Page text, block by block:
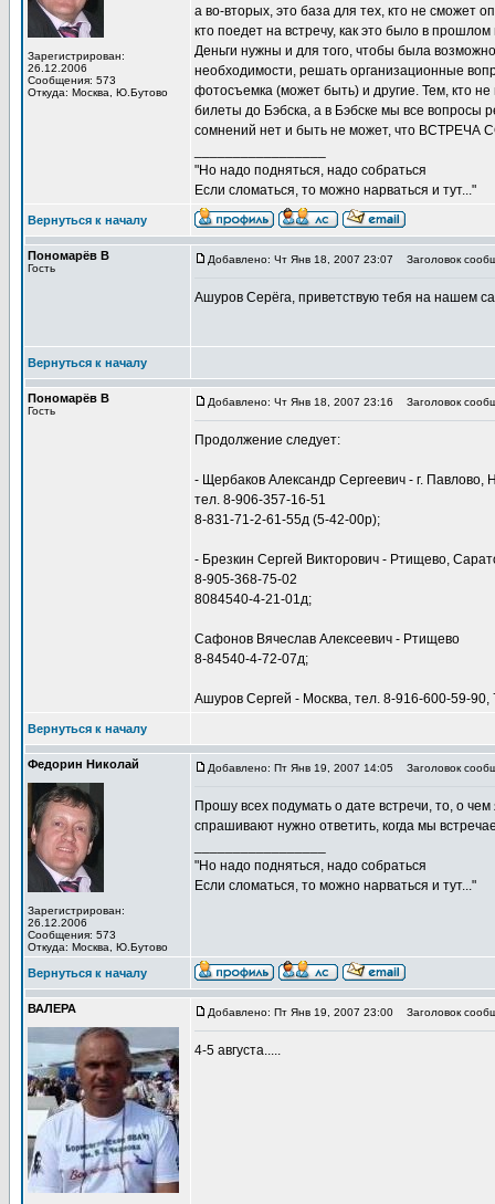
Зарегистрирован:
26.12.2006
Сообщения: 573
Откуда: Москва, Ю.Бутово
а во-вторых, это база для тех, кто не сможет
кто поедет на встречу, как это было в
Деньги нужны и для того, чтобы была
необходимости, решать организационные
фотосъемка (может быть) и другие. Тем, кто
билеты до Бэбска, а в Бэбске мы все
сомнений нет и быть не может, что ВСТРЕЧА
"Но надо подняться, надо собраться
Если сломаться, то можно нарваться и тут..."
Вернуться к началу
Пономарёв В
Гость
Добавлено: Чт Янв 18, 2007 23:07 Заголовок
Ашуров Серёга, приветствую тебя на нашем
Вернуться к началу
Пономарёв В
Гость
Добавлено: Чт Янв 18, 2007 23:16 Заголовок
Продолжение следует:
- Щербаков Александр Сергеевич - г. Павлово,
тел. 8-906-357-16-51
8-831-71-2-61-55д (5-42-00р);
- Брезкин Сергей Викторович - Ртищево,
8-905-368-75-02
8084540-4-21-01д;
Сафонов Вячеслав Алексеевич - Ртищево
8-84540-4-72-07д;
Ашуров Сергей - Москва, тел. 8-916-600-59-90,
Вернуться к началу
Федорин Николай
Зарегистрирован:
26.12.2006
Сообщения: 573
Откуда: Москва, Ю.Бутово
Добавлено: Пт Янв 19, 2007 14:05 Заголовок
Прошу всех подумать о дате встречи, то, о
спрашивают нужно ответить, когда мы
"Но надо подняться, надо собраться
Если сломаться, то можно нарваться и тут..."
Вернуться к началу
ВАЛЕРА Добавлено: Пт Янв 19, 2007 23:00 Заголовок
4-5 августа.....